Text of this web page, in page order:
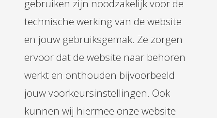
gebruiken zijn noodzakelijk voor de
technische werking van de website
en jouw gebruiksgemak. Ze zorgen
ervoor dat de website naar behoren
werkt en onthouden bijvoorbeeld
jouw voorkeursinstellingen. Ook
kunnen wij hiermee onze website